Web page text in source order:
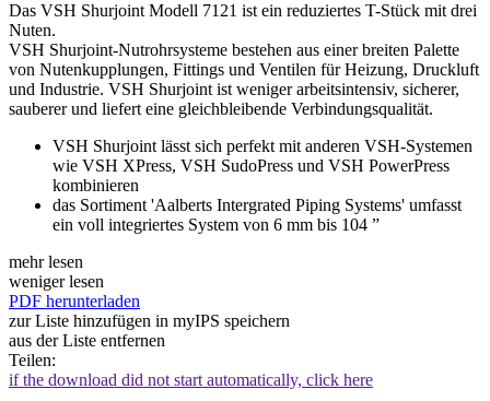
Das VSH Shurjoint Modell 7121 ist ein reduziertes T-Stück mit drei
Nuten.
VSH Shurjoint-Nutrohrsysteme bestehen aus einer breiten Palette
von Nutenkupplungen, Fittings und Ventilen für Heizung, Druckluft
und Industrie. VSH Shurjoint ist weniger arbeitsintensiv, sicherer,
sauberer und liefert eine gleichbleibende Verbindungsqualität.
VSH Shurjoint lässt sich perfekt mit anderen VSH-Systemen
wie VSH XPress, VSH SudoPress und VSH PowerPress
kombinieren
das Sortiment 'Aalberts Intergrated Piping Systems' umfasst
ein voll integriertes System von 6 mm bis 104 ”
mehr lesen
weniger lesen
PDF herunterladen
zur Liste hinzufügen in myIPS speichern
aus der Liste entfernen
Teilen:
if the download did not start automatically, click here